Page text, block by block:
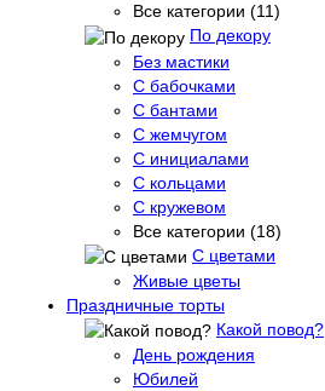
Все категории (11)
По декору
Без мастики
С бабочками
С бантами
С жемчугом
С инициалами
С кольцами
С кружевом
Все категории (18)
С цветами
Живые цветы
Праздничные торты
Какой повод?
День рождения
Юбилей